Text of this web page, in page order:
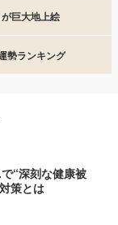
巨大地上絵
勢ランキング
“深刻な健康被
策とは